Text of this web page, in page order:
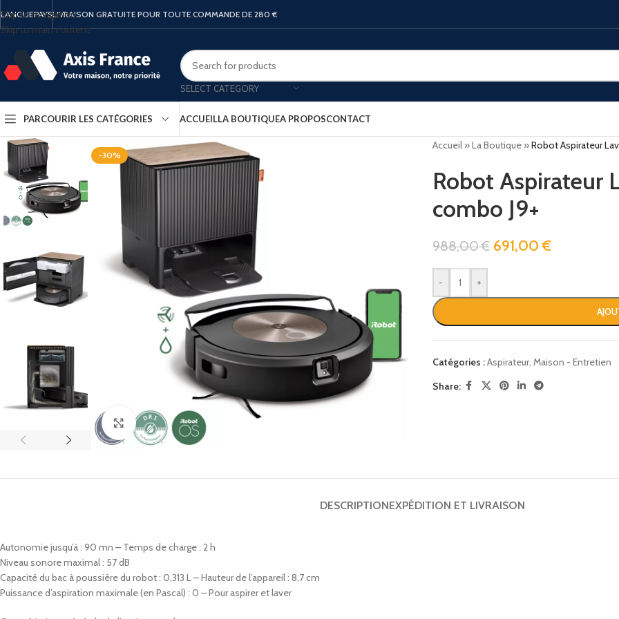
Skip to navigation
Skip to main content
LANGUEPAYSLIVRAISON GRATUITE POUR TOUTE COMMANDE DE 280 €
SELECT CATEGORY
PARCOURIR LES CATÉGORIES ACCUEILLA BOUTIQUEA PROPOSCONTACT
-30%
Click to enlarge
Accueil»La Boutique»Robot Aspirateur
Robot Aspirateur
combo J9+
988,00€ 691,00€
- +
Catégories :Aspirateur, Maison - Entretien
Share:
DESCRIPTIONEXPÉDITION ET LIVRAISON
Autonomie jusqu’à : 90 mn – Temps de charge : 2 h
Niveau sonore maximal : 57 dB
Capacité du bac à poussière du robot : 0,313 L – Hauteur de l’appareil : 8,7 cm
Puissance d’aspiration maximale (en Pascal) : 0 – Pour aspirer et laver